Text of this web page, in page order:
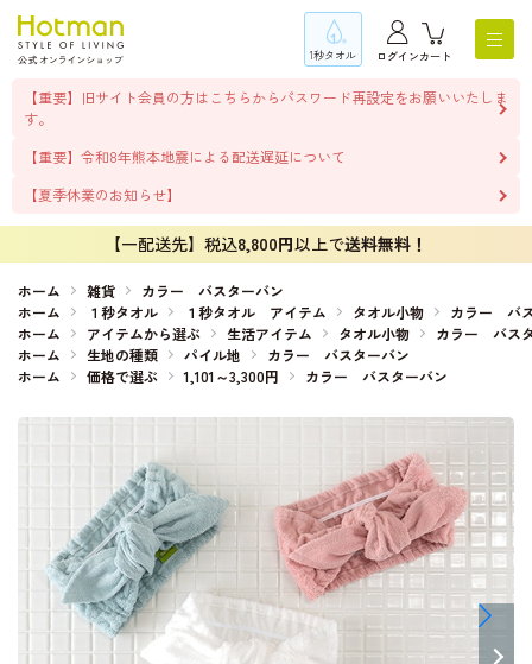
1秒タオル ログインカート
【重要】旧サイト会員の方はこちらからパスワード再設定をお願いいたしま
す。
【重要】令和8年熊本地震による配送遅延について
【夏季休業のお知らせ】
【一配送先】税込8,800円以上で送料無料！
ホーム 雑貨
カラー バスターバン
ホーム
１秒タオル １秒タオル アイテム タオル小物
カラー バ
ホーム
アイテムから選ぶ 生活アイテム タオル小物
カラー バス
ホーム
生地の種類 パイル地
カラー バスターバン
ホーム
価格で選ぶ 1,101～3,300円 カラー バスターバン